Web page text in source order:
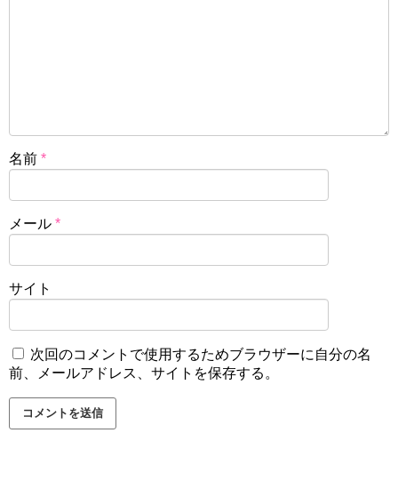
名前 *
メール *
サイト
次回のコメントで使用するためブラウザーに自分の名
前、メールアドレス、サイトを保存する。